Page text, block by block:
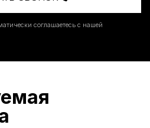
соглашаетесь с нашей